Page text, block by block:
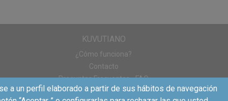
KUVUTIANO
¿Cómo funciona?
Contacto
Preguntas Frecuentes - FAQ
a un perfil elaborado a partir de sus hábitos de navegación